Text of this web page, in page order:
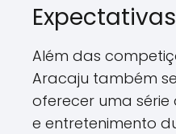
Além das
Aracaju também
oferecer uma
e entretenimento